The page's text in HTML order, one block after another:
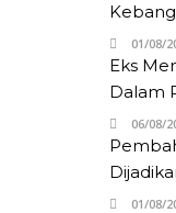
01/08/
Eks
Dalam
06/08/
01/08/